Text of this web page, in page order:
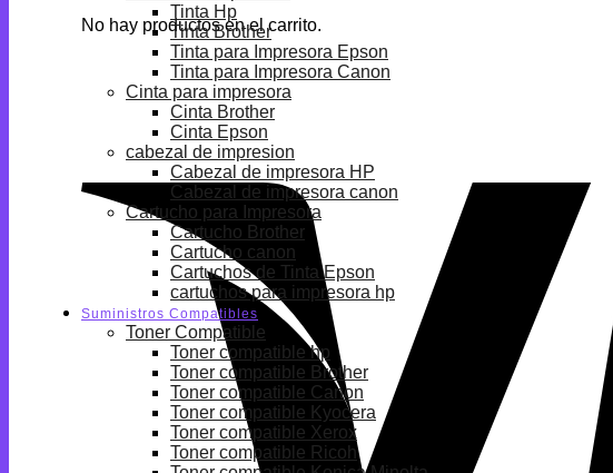
No hay productos en el carrito.
Tinta Hp
Tinta Brother
Tinta para Impresora Epson
Tinta para Impresora Canon
Cinta para impresora
Cinta Brother
Cinta Epson
cabezal de impresion
Cabezal de impresora HP
Cabezal de impresora canon
Cartucho para Impresora
Cartucho Brother
Cartucho canon
Cartuchos de Tinta Epson
cartuchos para impresora hp
Suministros Compatibles
Toner Compatible
Toner compatible hp
Toner compatible Brother
Toner compatible Canon
Toner compatible Kyocera
Toner compatible Xerox
Toner compatible Ricoh